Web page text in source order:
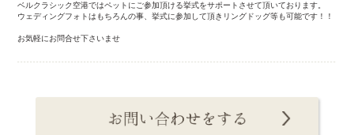
ベルクラシック空港ではペットにご参加頂ける挙式をサポートさせて頂いております。
ウェディングフォトはもちろんの事、挙式に参加して頂きリングドッグ等も可能です！！
お気軽にお問合せ下さいませ